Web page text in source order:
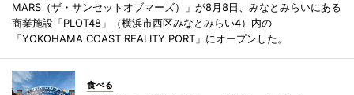
MARS（ザ・サンセットオブマーズ）」が8月8日、みなとみらいにある
商業施設「PLOT48」（横浜市西区みなとみらい4）内の
「YOKOHAMA COAST REALITY PORT」にオープンした。
食べる